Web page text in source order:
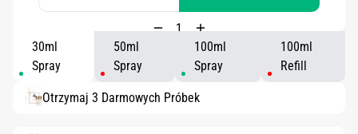
30ml
Spray
50ml
Spray
100ml
Spray
100ml
Refill
Otrzymaj 3 Darmowych Próbek